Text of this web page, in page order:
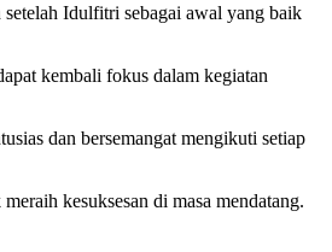
Idulfitri sebagai awal yang baik
kembali fokus dalam kegiatan
dan bersemangat mengikuti setiap
kesuksesan di masa mendatang.